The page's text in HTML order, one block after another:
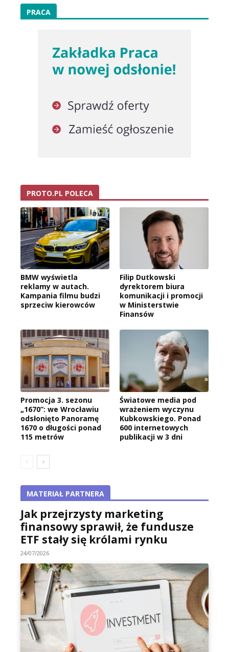
PRACA
PROTO.PL POLECA
BMW wyświetla
reklamy w autach.
Kampania filmu budzi
sprzeciw kierowców
Filip Dutkowski
dyrektorem biura
komunikacji i promocji
w Ministerstwie
Finansów
Promocja 3. sezonu
„1670”: we Wrocławiu
odsłonięto Panoramę
1670 o długości ponad
115 metrów
Światowe media pod
wrażeniem wyczynu
Kubkowskiego. Ponad
600 internetowych
publikacji w 3 dni
MATERIAŁ PARTNERA
Jak przejrzysty marketing
finansowy sprawił, że fundusze
ETF stały się królami rynku
24/07/2026